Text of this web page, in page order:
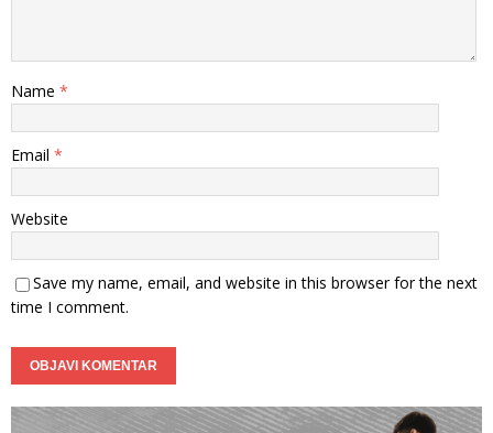
Name *
Email *
Website
Save my name, email, and website in this browser for the next
time I comment.